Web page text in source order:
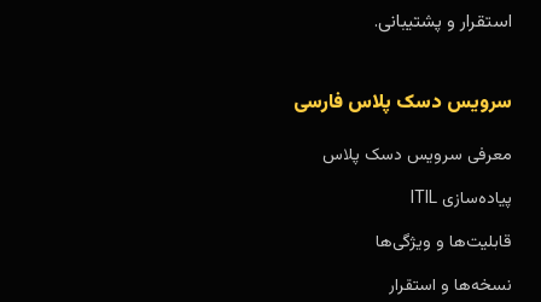
استقرار و پشتیبانی.
سرویس دسک پلاس فارسی
معرفی سرویس دسک پلاس
پیاده‌سازی ITIL
قابلیت‌ها و ویژگی‌ها
نسخه‌ها و استقرار